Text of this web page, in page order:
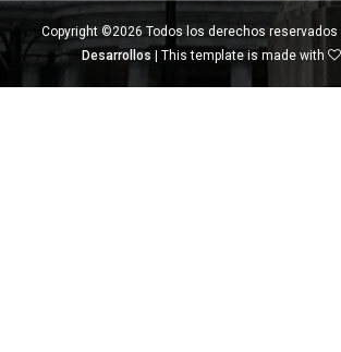
Copyright ©2026 Todos los derechos reservados |
Desarrollos | This template is made with